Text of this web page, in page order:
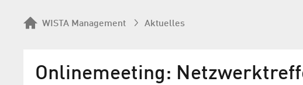
WISTA Management Aktuelles
Onlinemeeting: